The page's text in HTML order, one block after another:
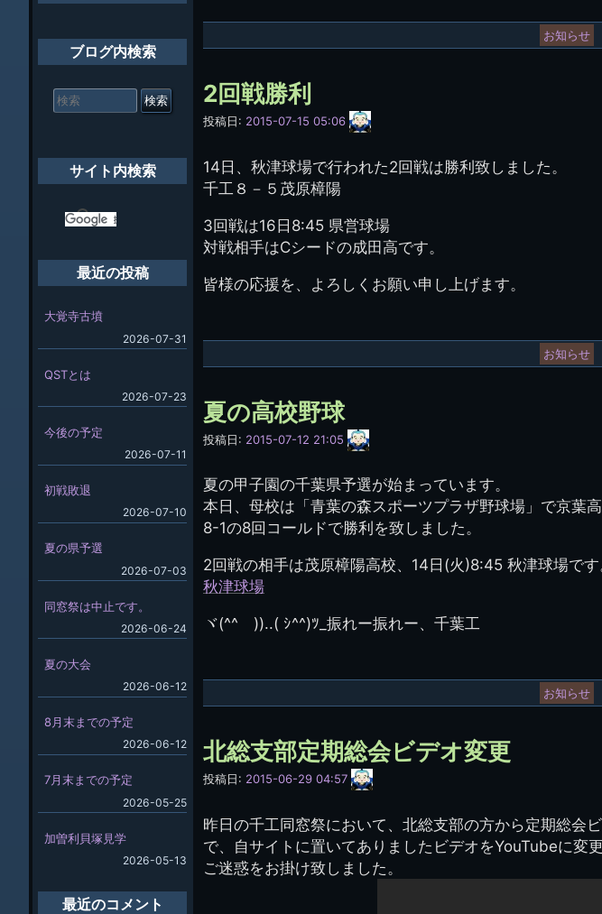
お知らせ
2回戦勝利
投稿日: 2015-07-15 05:06
サ
イ
管
理
14日、秋津球場で行われた2回戦は勝利致しました。
千工８－５茂原樟陽
3回戦は16日8:45 県営球場
対戦相手はCシードの成田高です。
皆様の応援を、よろしくお願い申し上げます。
お知らせ
夏の高校野球
投稿日: 2015-07-12 21:05
サ
イ
管
理
人
(44E)
夏の甲子園の千葉県予選が始まっています。
本日、母校は「青葉の森スポーツプラザ野球場」で京葉高
8-1の8回コールドで勝利を致しました。
2回戦の相手は茂原樟陽高校、14日(火)8:45 秋津球場です
秋津球場
ヾ(^^ゞ))..( ｼ^^)ﾂ_振れー振れー、千葉工
お知らせ
北総支部定期総会ビデオ変更
投稿日: 2015-06-29 04:57
サ
イ
管
理
人
(44E)
昨日の千工同窓祭において、北総支部の方から定期総会
で、自サイトに置いてありましたビデオをYouTubeに変
ご迷惑をお掛け致しました。
ブログ内検索
索
サイト内検索
最近の投稿
大覚寺古墳
2026-07-31
QSTとは
2026-07-23
今後の予定
2026-07-11
初戦敗退
2026-07-10
夏の県予選
2026-07-03
同窓祭は中止です。
2026-06-24
夏の大会
2026-06-12
8月末までの予定
2026-06-12
7月末までの予定
2026-05-25
加曽利貝塚見学
2026-05-13
最近のコメント